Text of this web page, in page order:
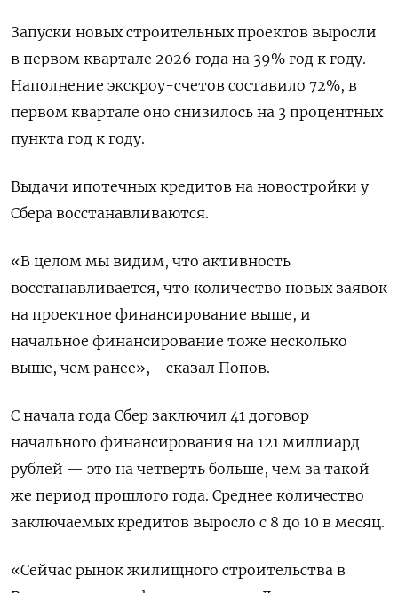
Запуски новых строительных проектов ​выросли
в первом квартале 2026 года на ‌39% год к году.
Наполнение экскроу-счетов составило 72%, в
первом квартале оно снизилось на 3 процентных
пункта год к году.
Выдачи ипотечных кредитов на ​новостройки у
Сбера восстанавливаются.
«В целом мы видим, что активность
восстанавливается, что количество новых заявок
на проектное финансирование выше, и
начальное финансирование тоже несколько
выше, чем ранее», - сказал Попов.
С начала года Сбер заключил 41 договор
начального финансирования на 121 миллиард
рублей — это на четверть больше, чем за такой
же период прошлого года. Среднее количество
заключаемых кредитов выросло с 8 до 10 в месяц.
«Сейчас рынок жилищного строительства в